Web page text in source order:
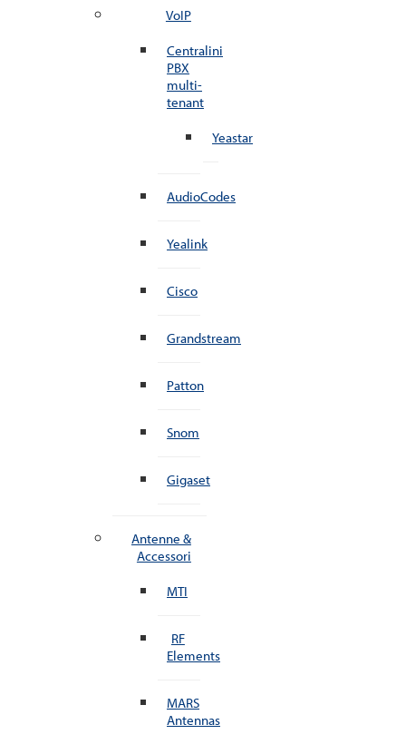
VoIP
Centralini
PBX
multi-
tenant
Yeastar
AudioCodes
Yealink
Cisco
Grandstream
Patton
Snom
Gigaset
Antenne &
Accessori
MTI
RF
Elements
MARS
Antennas